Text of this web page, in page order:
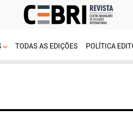
TODAS AS EDIÇÕES POLÍTICA